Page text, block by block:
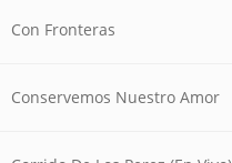
Con Fronteras
Conservemos Nuestro Amor